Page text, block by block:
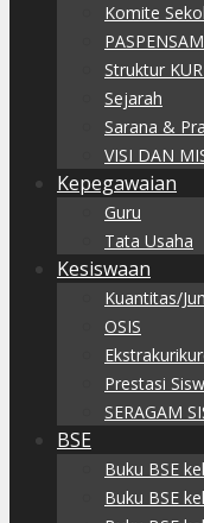
Komite
Struktur
Sejarah
Sarana &
VISI DAN
Kepegawaian
Guru
Tata Usaha
Kesiswaan
Kuantitas/
OSIS
Prestasi
SERAGAM
BSE
Buku BSE
Buku BSE